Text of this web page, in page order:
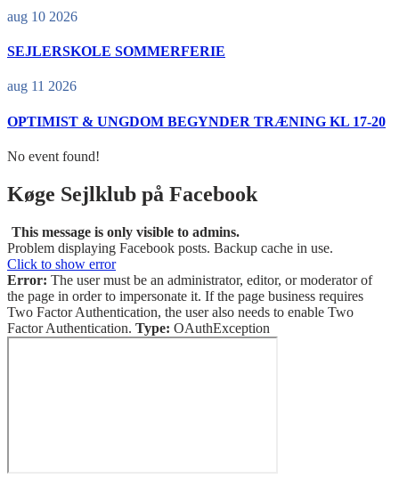
aug 10 2026
SEJLERSKOLE SOMMERFERIE
aug 11 2026
OPTIMIST & UNGDOM BEGYNDER TRÆNING KL 17-20
No event found!
Køge Sejlklub på Facebook
This message is only visible to admins.
Problem displaying Facebook posts. Backup cache in use.
Click to show error
Error: The user must be an administrator, editor, or moderator of
the page in order to impersonate it. If the page business requires
Two Factor Authentication, the user also needs to enable Two
Factor Authentication. Type: OAuthException